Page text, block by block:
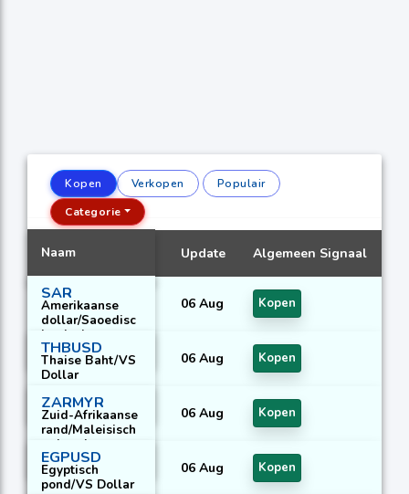
Kopen Verkopen
Populair
Categorie
Naam Update Algemeen Signaal
SAR
Amerikaanse
dollar/Saoedisc
he riyal
06 Aug Kopen
THBUSD
Thaise Baht/VS
Dollar
06 Aug Kopen
ZARMYR
Zuid-Afrikaanse
rand/Maleisisch
e ringgit
06 Aug Kopen
EGPUSD
Egyptisch
pond/VS Dollar
06 Aug Kopen